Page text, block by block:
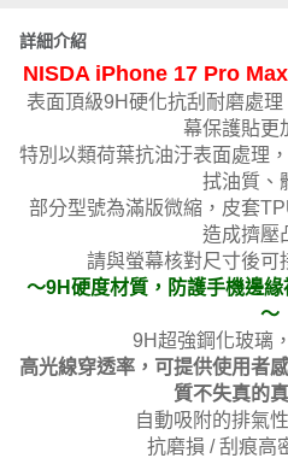
詳細介紹
NISDA iPhone 17 Pro
表面頂級9H硬化抗刮耐磨處
幕保護貼更
特別以類荷葉抗油汙表面處理
拭油質、
部分型號為滿版微縮，皮套
造成擠壓
請與螢幕核對尺寸後可
～9H硬度材質，防護手機邊
～
9H超強鋼化玻璃
高光線穿透率，可提供使用者
質不失真的
自動吸附的排氣
抗磨損 / 刮痕高